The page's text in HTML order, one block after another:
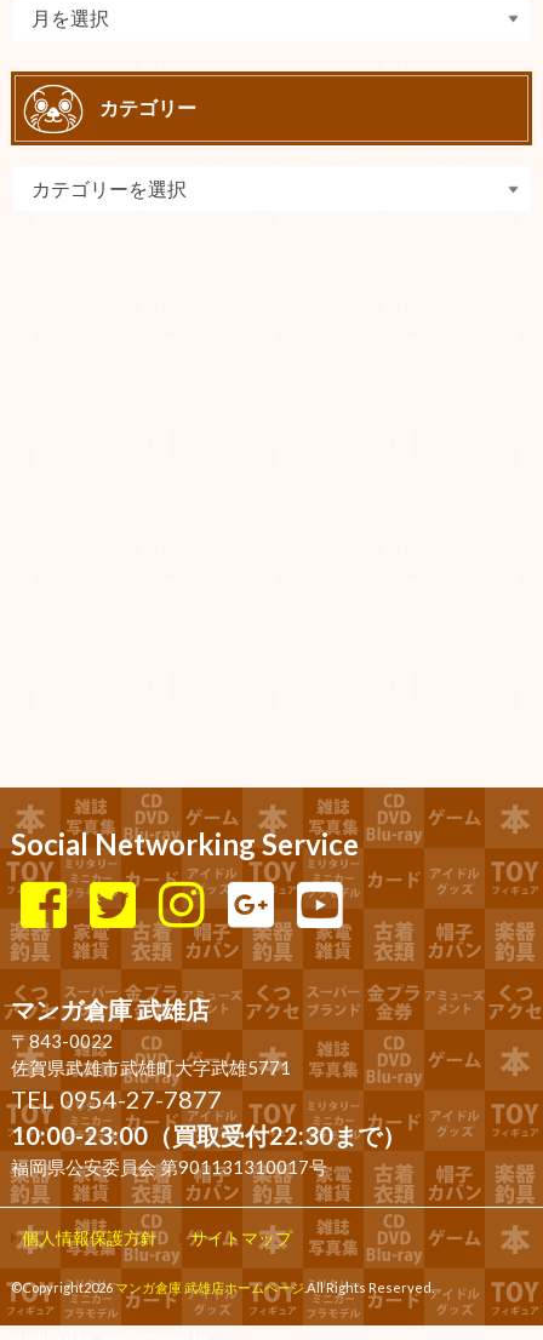
カテゴリー
Social Networking Service
マンガ倉庫 武雄店
〒843-0022
佐賀県武雄市武雄町大字武雄5771
TEL 0954-27-7877
10:00-23:00（買取受付22:30まで）
福岡県公安委員会 第901131310017号
個人情報保護方針 サイトマップ
©Copyright2026マンガ倉庫 武雄店ホームページ .All Rights Reserved.